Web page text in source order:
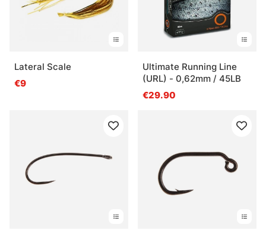
Lateral Scale
€9
Ultimate Running Line
(URL) - 0,62mm / 45LB
€29.90